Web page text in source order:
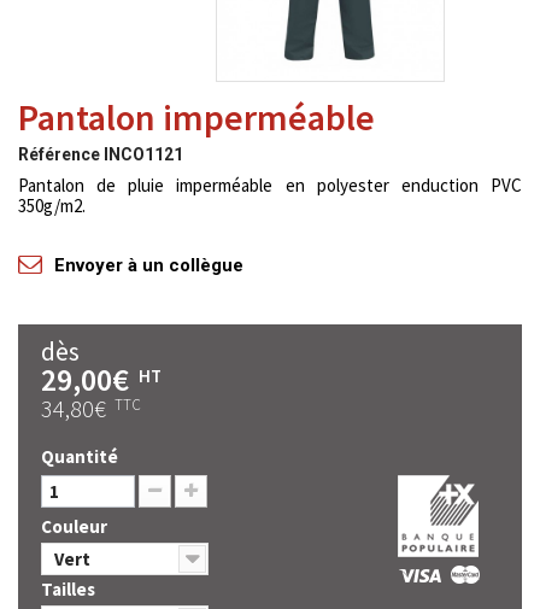
Pantalon imperméable
Référence INCO1121
Pantalon de pluie imperméable en polyester enduction PVC
350g/m2.
Envoyer à un collègue
dès
29,00€ HT
34,80€ TTC
Quantité
Couleur
Vert
Tailles